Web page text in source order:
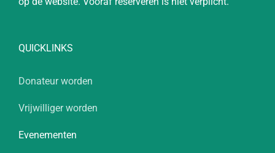
QUICKLINKS
Donateur worden
Vrijwilliger worden
Evenementen